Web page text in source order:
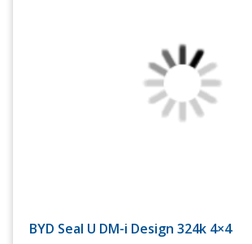
BYD Seal U DM-i Design 324k 4×4